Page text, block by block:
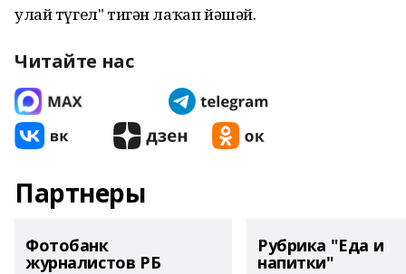
улай түгел" тигән лаҡап йәшәй.
Читайте нас
Партнеры
Фотобанк
журналистов РБ
Рубрика "Еда и
напитки"